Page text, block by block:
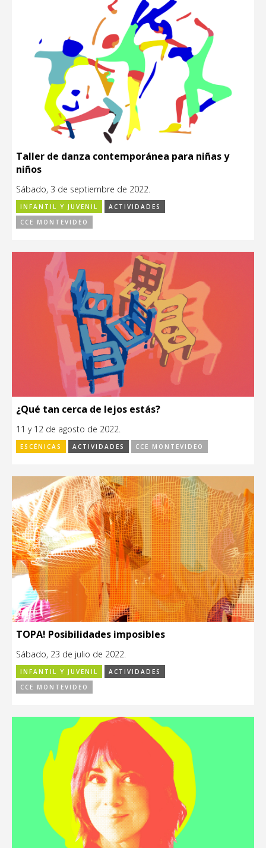
Taller de danza contemporánea para niñas y
niños
Sábado, 3 de septiembre de 2022.
INFANTIL Y JUVENIL
ACTIVIDADES
CCE MONTEVIDEO
¿Qué tan cerca de lejos estás?
11 y 12 de agosto de 2022.
ESCÉNICAS ACTIVIDADES CCE MONTEVIDEO
TOPA! Posibilidades imposibles
Sábado, 23 de julio de 2022.
INFANTIL Y JUVENIL
ACTIVIDADES
CCE MONTEVIDEO